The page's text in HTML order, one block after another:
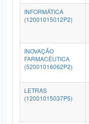
INFORMÁTICA
(12001015012P2)
INOVAÇÃO
FARMACÊUTICA
(52001016062P2)
LETRAS
(12001015037P5)